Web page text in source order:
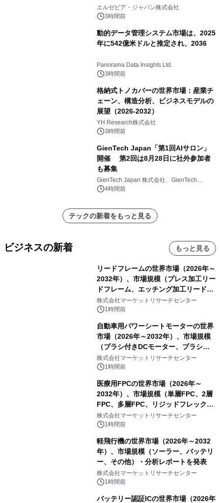
エルゼビア・ジャパン株式会社
3時間前
動的データ管理システム市場は、2025
年に542億米ドルと推定され、2036
Panorama Data Insights Ltd.
3時間前
格納式トノカバーの世界市場：産業チ
ェーン、構造分析、ビジネスモデルの
展望（2026-2032）
YH Research株式会社
3時間前
GienTech Japan「第1回AIサロン」
開催 第2回は8月28日に社外参加者
も募集
GienTech Japan 株式会社、GienTech
Consulting Japan 株式会社
4時間前
テックの新着をもっと見る
ビジネスの新着 もっと見る
リードフレームの世界市場（2026年～
2032年）、市場規模（プレス加工リー
ドフレーム、エッチング加工リードフ
レーム）・分析レポートを発表
株式会社マーケットリサーチセンター
1時間前
自動車用パワーシートモーターの世界
市場（2026年～2032年）、市場規模
（ブラシ付きDCモーター、ブラシレ
スDCモーター）・分析レポートを発
表
株式会社マーケットリサーチセンター
1時間前
医療用FPCの世界市場（2026年～
2032年）、市場規模（単層FPC、2層
FPC、多層FPC、リジッドフレックス
PCB）・分析レポートを発表
株式会社マーケットリサーチセンター
1時間前
軽飛行機の世界市場（2026年～2032
年）、市場規模（ソーラー、バッテリ
ー、その他）・分析レポートを発表
株式会社マーケットリサーチセンター
1時間前
バッテリー認証ICの世界市場（2026年